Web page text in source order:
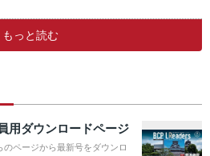
もっと読む
用ダウンロードページ
ページから最新号をダウンロ